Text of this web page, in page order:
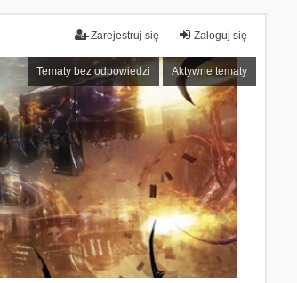
Zaloguj się
Zarejestruj się
Tematy bez odpowiedzi Aktywne tematy